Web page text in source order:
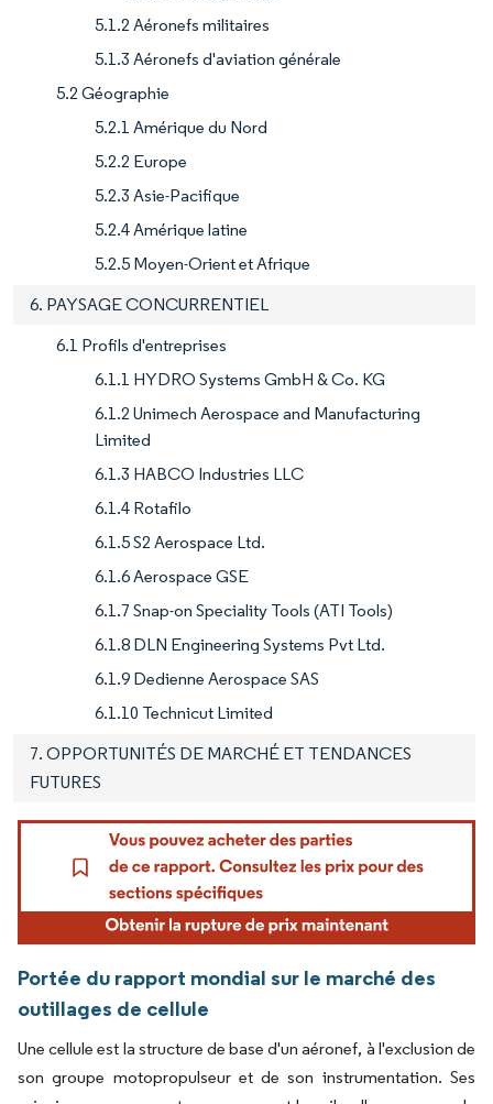
5.1.2 Aéronefs militaires
5.1.3 Aéronefs d'aviation générale
5.2 Géographie
5.2.1 Amérique du Nord
5.2.2 Europe
5.2.3 Asie-Pacifique
5.2.4 Amérique latine
5.2.5 Moyen-Orient et Afrique
6. PAYSAGE CONCURRENTIEL
6.1 Profils d'entreprises
6.1.1 HYDRO Systems GmbH & Co. KG
6.1.2 Unimech Aerospace and Manufacturing
Limited
6.1.3 HABCO Industries LLC
6.1.4 Rotafilo
6.1.5 S2 Aerospace Ltd.
6.1.6 Aerospace GSE
6.1.7 Snap-on Speciality Tools (ATI Tools)
6.1.8 DLN Engineering Systems Pvt Ltd.
6.1.9 Dedienne Aerospace SAS
6.1.10 Technicut Limited
7. OPPORTUNITÉS DE MARCHÉ ET TENDANCES
FUTURES
Portée du rapport mondial sur le marché des
outillages de cellule
Une cellule est la structure de base d'un aéronef, à l'exclusion de
son groupe motopropulseur et de son instrumentation. Ses